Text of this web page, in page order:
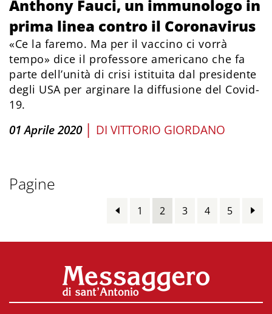
Anthony Fauci, un immunologo in
prima linea contro il Coronavirus
«Ce la faremo. Ma per il vaccino ci vorrà
tempo» dice il professore americano che fa
parte dell’unità di crisi istituita dal presidente
degli USA per arginare la diffusione del Covid-
19.
01 Aprile 2020 | DI VITTORIO GIORDANO
Pagine
1 2 3 4 5